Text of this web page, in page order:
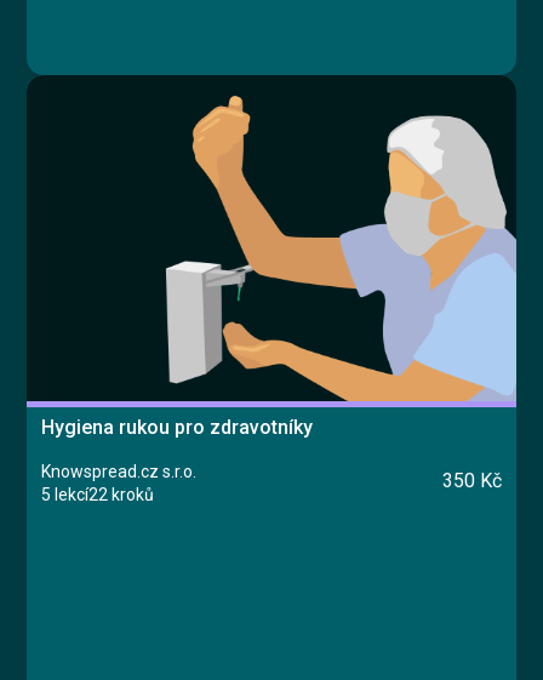
Hygiena rukou pro zdravotníky
Knowspread.cz s.r.o.
5 lekcí22 kroků
350 Kč